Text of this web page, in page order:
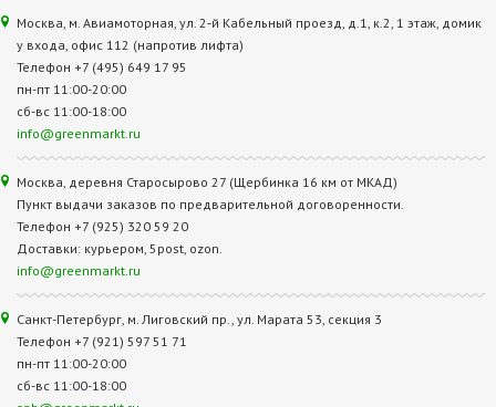
Москва, м. Авиамоторная, ул. 2‑й Кабельный проезд, д.1, к.2, 1 этаж, домик
у входа, офис 112 (напротив лифта)
Телефон +7 (495) 649 17 95
пн-пт 11:00-20:00
сб-вс 11:00-18:00
info@greenmarkt.ru
Москва, деревня Старосырово 27 (Щербинка 16 км от МКАД)
Пункт выдачи заказов по предварительной договоренности.
Телефон +7 (925) 320 59 20
Доставки: курьером, 5post, ozon.
info@greenmarkt.ru
Санкт-Петербург, м. Лиговский пр., ул. Марата 53, секция 3
Телефон +7 (921) 597 51 71
пн-пт 11:00-20:00
сб-вс 11:00-18:00